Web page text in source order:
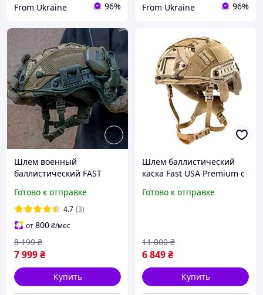
From Ukraine 96% From Ukraine 96%
Шлем военный
баллистический FAST
каска + тактические
наушники Walkers +
фонарь олива
Готово к отправке
4.7 (3)
от800₴/мес
7 999₴
8 199 ₴
Купить
Шлем баллистический
каска Fast USA Premium с
койот M L XL
Готово к отправке
6 849₴
11 000 ₴
Купить